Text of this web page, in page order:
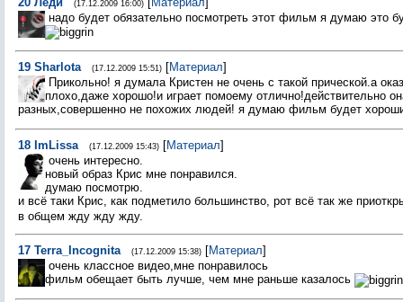
(17.12.2009 16:00)
надо будет обязательно посмотреть этот фильм я думаю это
19 Sharlota (17.12.2009 15:51) [Материал]
Прикольно! я думала Кристен не очень с такой прической.а
плохо,даже хорошо!и играет помоему отлично!действительно
разных,совершенно не похожих людей! я думаю фильм будет
18 ImLissa (17.12.2009 15:43) [Материал]
очень интересно.
новый образ Крис мне понравился.
думаю посмотрю.
и всё таки Крис, как подметило большинство, рот всё так же
в общем жду жду жду.
17 Terra_Incognita (17.12.2009 15:38) [Материал]
очень классное видео,мне понравилось
фильм обещает быть лучше, чем мне раньше казалось